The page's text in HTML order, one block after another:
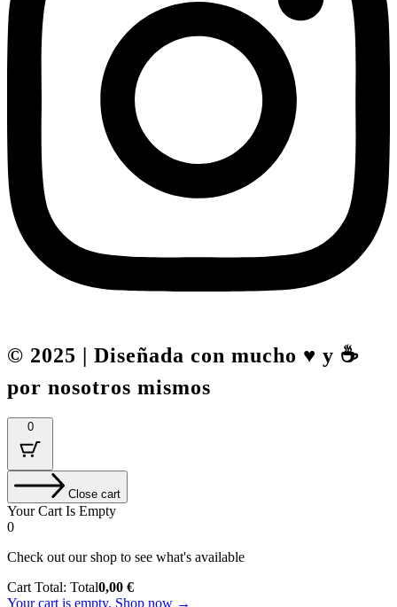
© 2025 | Diseñada con mucho ♥️ y ☕
por nosotros mismos
0
Close cart
Your Cart Is Empty
0
Check out our shop to see what's available
Cart Total: Total0,00 €
Your cart is empty. Shop now →